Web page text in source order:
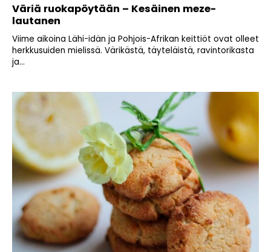
Väriä ruokapöytään – Kesäinen meze-
lautanen
Viime aikoina Lähi-idän ja Pohjois-Afrikan keittiöt ovat olleet
herkkusuiden mielissä. Värikästä, täyteläistä, ravintorikasta
ja...